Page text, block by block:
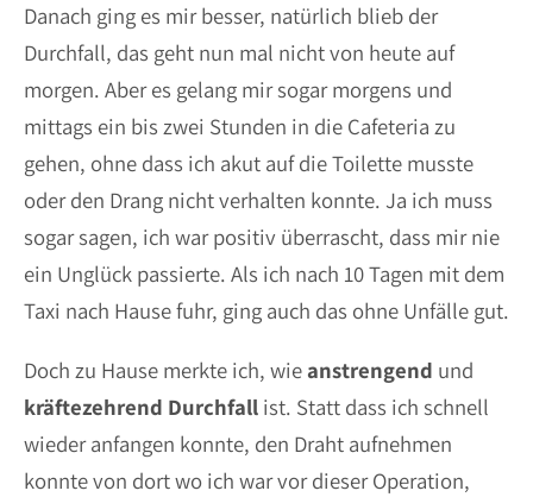
Danach ging es mir besser, natürlich blieb der
Durchfall, das geht nun mal nicht von heute auf
morgen. Aber es gelang mir sogar morgens und
mittags ein bis zwei Stunden in die Cafeteria zu
gehen, ohne dass ich akut auf die Toilette musste
oder den Drang nicht verhalten konnte. Ja ich muss
sogar sagen, ich war positiv überrascht, dass mir nie
ein Unglück passierte. Als ich nach 10 Tagen mit dem
Taxi nach Hause fuhr, ging auch das ohne Unfälle gut.
Doch zu Hause merkte ich, wieanstrengend und
kräftezehrend Durchfall ist. Statt dass ich schnell
wieder anfangen konnte, den Draht aufnehmen
konnte von dort wo ich war vor dieser Operation,